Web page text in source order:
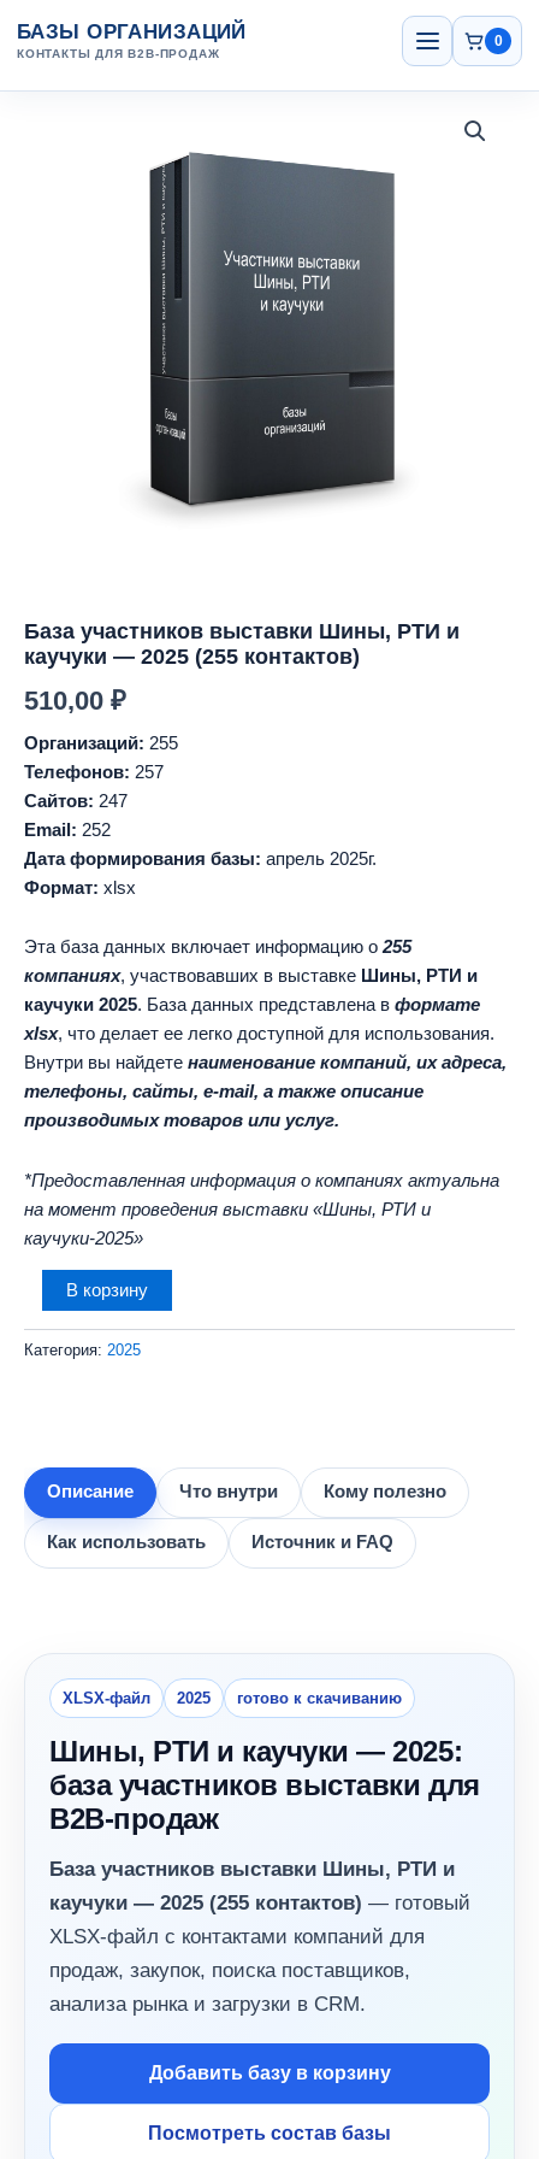
БАЗЫ ОРГАНИЗАЦИЙ
КОНТАКТЫ ДЛЯ B2B-ПРОДАЖ
Открыть
меню
0
База участников выставки Шины, РТИ и
каучуки — 2025 (255 контактов)
510,00 ₽
Организаций: 255
Телефонов: 257
Сайтов: 247
Email: 252
Дата формирования базы: апрель 2025г.
Формат: xlsx
Эта база данных включает информацию о 255
компаниях, участвовавших в выставке Шины, РТИ и
каучуки 2025. База данных представлена в формате
xlsx, что делает ее легко доступной для использования.
Внутри вы найдете наименование компаний, их адреса,
телефоны, сайты, e-mail, а также описание
производимых товаров или услуг.
*Предоставленная информация о компаниях актуальна
на момент проведения выставки «Шины, РТИ и
каучуки-2025»
Количество
База
участников
каучуки
-
2025
(255
контактов)
В корзину
Категория: 2025
Описание Что внутри Кому полезно
Как использовать Источник и FAQ
XLSX-файл 2025 готово к скачиванию
Шины, РТИ и каучуки — 2025:
база участников выставки для
B2B-продаж
База участников выставки Шины, РТИ и
каучуки — 2025 (255 контактов) — готовый
XLSX-файл с контактами компаний для
продаж, закупок, поиска поставщиков,
анализа рынка и загрузки в CRM.
Добавить базу в корзину
Посмотреть состав базы